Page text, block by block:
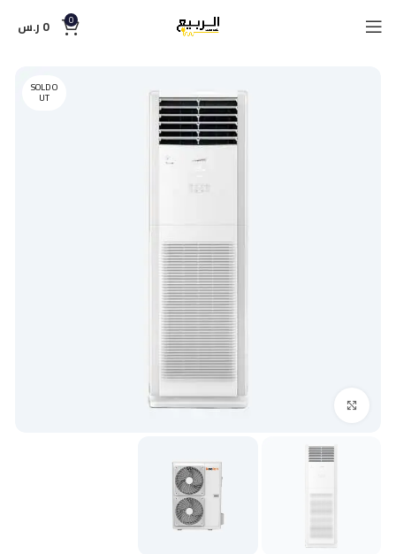
0
0 ر.س
SOLD O
UT